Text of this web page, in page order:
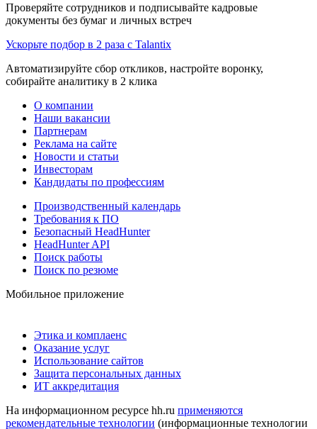
Проверяйте сотрудников и подписывайте кадровые
документы без бумаг и личных встреч
Ускорьте подбор в 2 раза с Talantix
Автоматизируйте сбор откликов, настройте воронку,
собирайте аналитику в 2 клика
О компании
Наши вакансии
Партнерам
Реклама на сайте
Новости и статьи
Инвесторам
Кандидаты по профессиям
Производственный календарь
Требования к ПО
Безопасный HeadHunter
HeadHunter API
Поиск работы
Поиск по резюме
Мобильное приложение
Этика и комплаенс
Оказание услуг
Использование сайтов
Защита персональных данных
ИТ аккредитация
На информационном ресурсе hh.ru применяются
рекомендательные технологии (информационные технологии